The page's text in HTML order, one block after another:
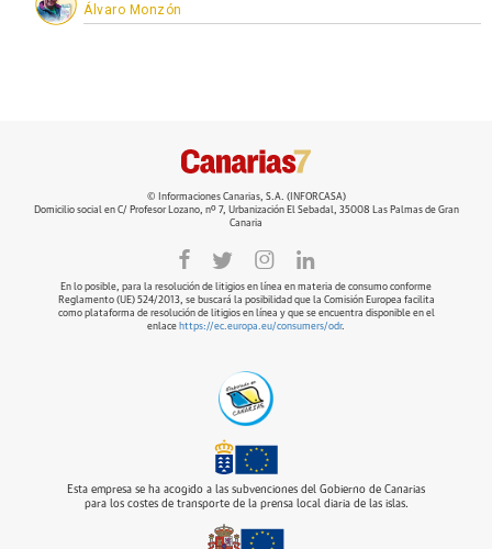
Álvaro Monzón
© Informaciones Canarias, S.A. (INFORCASA)
Domicilio social en C/ Profesor Lozano, nº 7, Urbanización El Sebadal, 35008 Las Palmas de Gran
Canaria
En lo posible, para la resolución de litigios en línea en materia de consumo conforme
Reglamento (UE) 524/2013, se buscará la posibilidad que la Comisión Europea facilita
como plataforma de resolución de litigios en línea y que se encuentra disponible en el
enlace https://ec.europa.eu/consumers/odr.
Esta empresa se ha acogido a las subvenciones del Gobierno de Canarias
para los costes de transporte de la prensa local diaria de las islas.